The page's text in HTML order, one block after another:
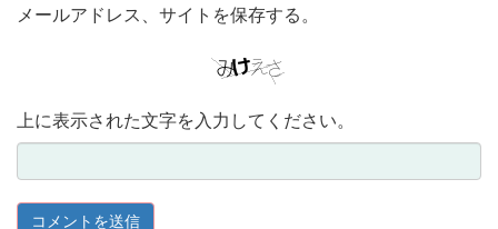
メールアドレス、サイトを保存する。
上に表示された文字を入力してください。